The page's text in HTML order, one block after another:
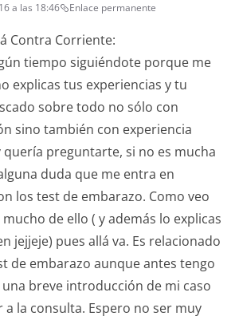
a las 18:46 Enlace permanente
Contra Corriente:
tiempo siguiéndote porque me
explicas tus experiencias y tu
sobre todo no sólo con
sino también con experiencia
quería preguntarte, si no es mucha
duda que me entra en
los test de embarazo. Como veo
de ello ( y además lo explicas
jejjeje) pues allá va. Es relacionado
de embarazo aunque antes tengo
breve introducción de mi caso
a la consulta. Espero no ser muy